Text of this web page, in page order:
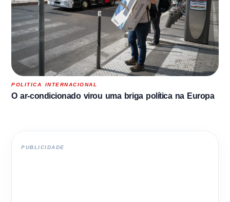
POLITICA INTERNACIONAL
O ar-condicionado virou uma briga política na Europa
PUBLICIDADE